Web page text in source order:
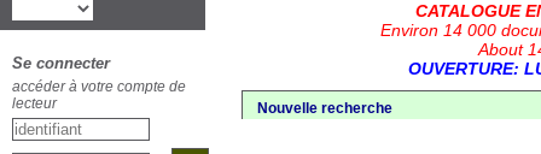
CATALOGUE
Environ 14 000
About
OUVERTURE:
Nouvelle recherche
Se connecter
accéder à votre compte de
lecteur